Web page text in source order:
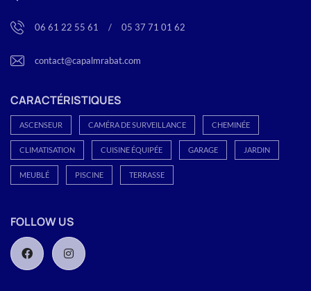
06 61 22 55 61 / 05 37 71 01 62
contact@capalmrabat.com
CARACTÉRISTIQUES
ASCENSEUR CAMÉRA DE SURVEILLANCE CHEMINÉE
CLIMATISATION CUISINE ÉQUIPÉE GARAGE JARDIN
MEUBLÉ PISCINE TERRASSE
FOLLOW US